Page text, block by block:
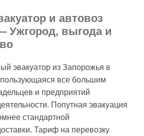
и автовоз
Ужгород, выгода и
эвакуатор из Запорожья в
пользующаяся все большим
и предприятий
Попутная эвакуация
стандартной
Тариф на перевозку